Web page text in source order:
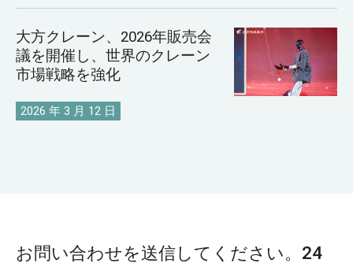
大方クレーン、2026年販売会
議を開催し、世界のクレーン
市場戦略を強化
2026 年 3 月 12 日
お問い合わせを送信してください。24